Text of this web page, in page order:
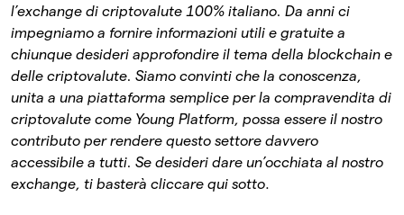
l’exchange di criptovalute 100% italiano. Da anni ci
impegniamo a fornire informazioni utili e gratuite a
chiunque desideri approfondire il tema della blockchain e
delle criptovalute. Siamo convinti che la conoscenza,
unita a una piattaforma semplice per la compravendita di
criptovalute come Young Platform, possa essere il nostro
contributo per rendere questo settore davvero
accessibile a tutti. Se desideri dare un’occhiata al nostro
exchange, ti basterà cliccare qui sotto.